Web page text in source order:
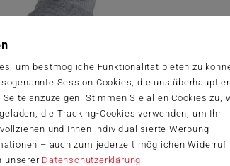
um bestmögliche Funktionalität bieten zu
Session Cookies, die uns überhaupt
anzuzeigen. Stimmen Sie allen Cookies zu,
die Tracking-Cookies verwenden, um Ihr
und Ihnen individualisierte Werbung
– auch zum jederzeit möglichen Widerruf
unserer Datenschutzerklärung